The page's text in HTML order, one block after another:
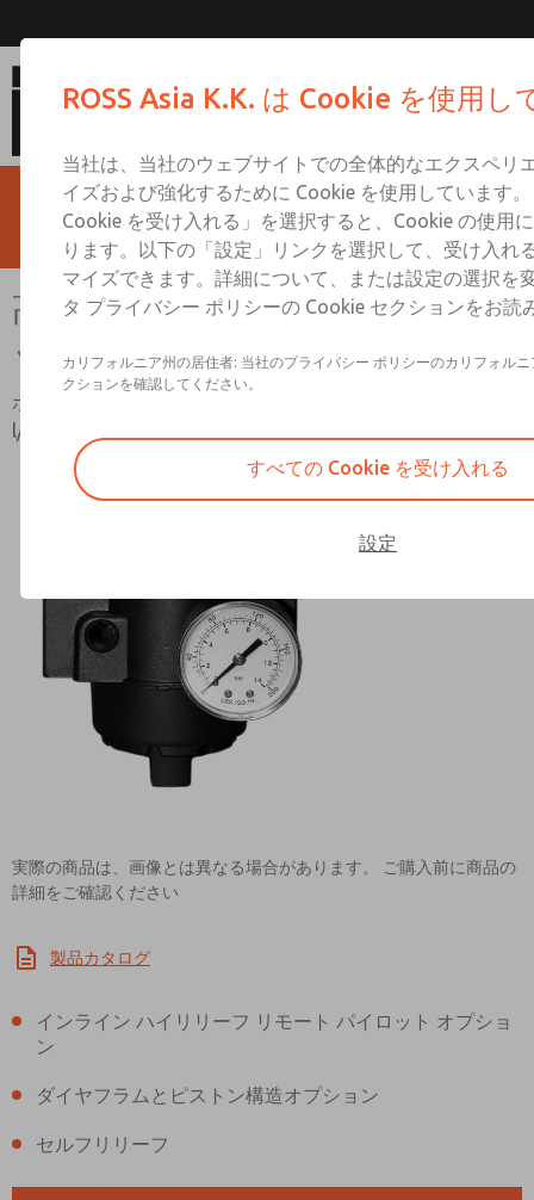
高容量シリーズ リモート パイロ
ット レジスタ
ポートサイズは3/4インチ～2インチ。 4000 scfm (113280
l/分) までの流量
実際の商品は、画像とは異なる場合があります。 ご購入前に商品の
詳細をご確認ください
製品カタログ
インライン ハイリリーフ リモート パイロット オプショ
ン
ダイヤフラムとピストン構造オプション
セルフリリーフ
ROSS Asia K.K. は Cookie を使用し
当社は、当社のウェブサイトでの全体的なエクスペリ
イズおよび強化するために Cookie を使用しています
Cookie を受け入れる」を選択すると、Cookie の使用
ります。以下の「設定」リンクを選択して、受け入れ
マイズできます。詳細について、または設定の選択を
タ プライバシー ポリシーの Cookie セクションをお読
カリフォルニア州の居住者: 当社のプライバシー ポリシーのカリフォル
クションを確認してください。
すべての Cookie を受け入れる
設定